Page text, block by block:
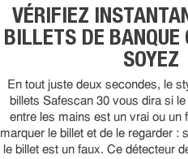
VÉRIFIEZ
BILLETS DE BANQUE
SOYEZ
En tout juste deux secondes, le
billets Safescan 30 vous dira si
entre les mains est un vrai ou un
marquer le billet et de le regarder :
le billet est un faux. Ce détecteur